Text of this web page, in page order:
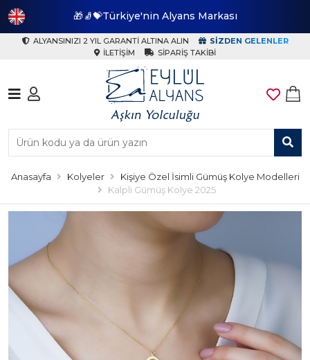
🎁🧦💝Türkiye'nin Alyans Markası
ALYANSINIZI 2 YIL GARANTI ALTINA ALIN
SIZDEN GELENLER
İLETIŞIM
SIPARIŞ TAKIBI
Anasayfa Kolyeler
Kişiye Özel İsimli Gümüş Kolye Modelleri
Kalpli Gümüş Kolye 2025